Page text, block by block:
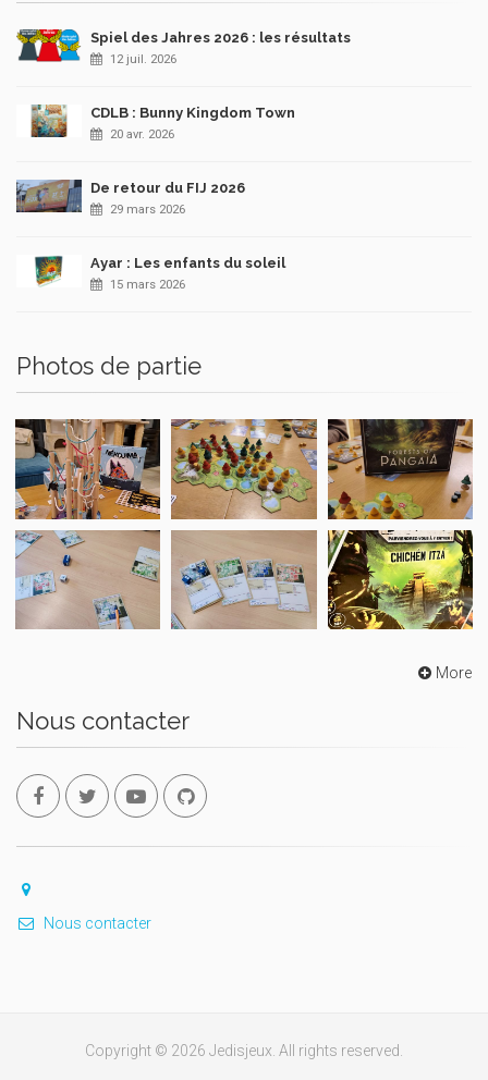
Spiel des Jahres 2026 : les résultats
12 juil. 2026
CDLB : Bunny Kingdom Town
20 avr. 2026
De retour du FIJ 2026
29 mars 2026
Ayar : Les enfants du soleil
15 mars 2026
Photos de partie
More
Nous contacter
Nous contacter
Copyright © 2026 Jedisjeux. All rights reserved.